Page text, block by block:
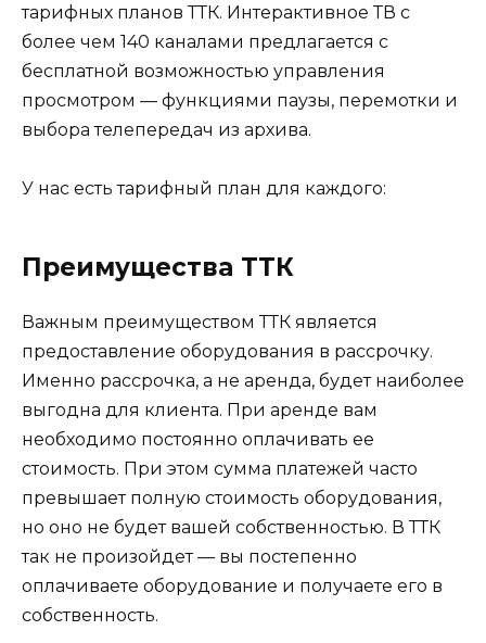
тарифных планов ТТК. Интерактивное ТВ с
более чем 140 каналами предлагается с
бесплатной возможностью управления
просмотром — функциями паузы, перемотки и
выбора телепередач из архива.
У нас есть тарифный план для каждого:
Преимущества ТТК
Важным преимуществом ТТК является
предоставление оборудования в рассрочку.
Именно рассрочка, а не аренда, будет наиболее
выгодна для клиента. При аренде вам
необходимо постоянно оплачивать ее
стоимость. При этом сумма платежей часто
превышает полную стоимость оборудования,
но оно не будет вашей собственностью. В ТТК
так не произойдет — вы постепенно
оплачиваете оборудование и получаете его в
собственность.